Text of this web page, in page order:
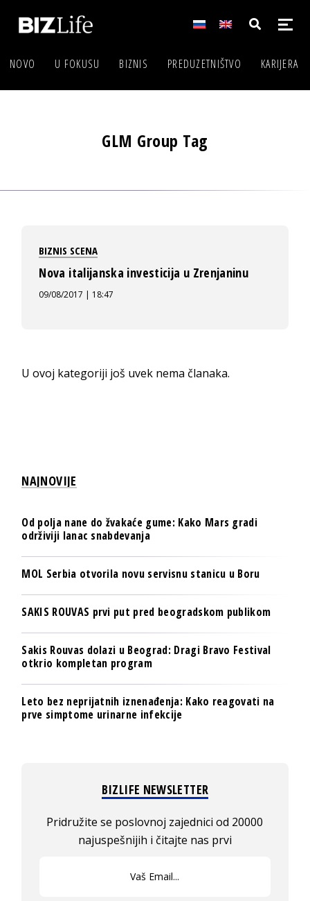
NOVO U FOKUSU BIZNIS PREDUZETNIŠTVO KARIJERA
GLM Group Tag
BIZNIS SCENA
Nova italijanska investicija u Zrenjaninu
09/08/2017 | 18:47
U ovoj kategoriji još uvek nema članaka.
NAJNOVIJE
Od polja nane do žvakaće gume: Kako Mars gradi
održiviji lanac snabdevanja
MOL Serbia otvorila novu servisnu stanicu u Boru
SAKIS ROUVAS prvi put pred beogradskom publikom
Sakis Rouvas dolazi u Beograd: Dragi Bravo Festival
otkrio kompletan program
Leto bez neprijatnih iznenađenja: Kako reagovati na
prve simptome urinarne infekcije
BIZLIFE NEWSLETTER
Pridružite se poslovnoj zajednici od 20000
najuspešnijih i čitajte nas prvi